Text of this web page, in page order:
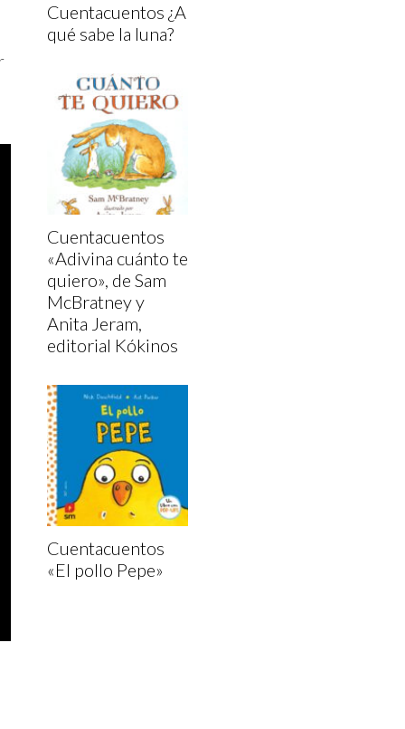
Cuentacuentos ¿A
qué sabe la luna?
Cuentacuentos
«Adivina cuánto te
quiero», de Sam
McBratney y
Anita Jeram,
editorial Kókinos
Cuentacuentos
«El pollo Pepe»